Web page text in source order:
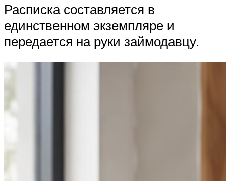
Расписка составляется в
единственном экземпляре и
передается на руки займодавцу.